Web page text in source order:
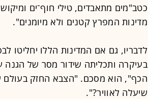
כטב"מים מתאבדים, טילי חוף־ים
מדינות המפרץ קטנים ולא מיומנים".
לדבריו, גם אם המדינות הללו יחליטו
בעיקרה ותכליתה שידור מסר של
הכף", הוא מסכם. "הצבא החזק בעולם
שיעלה לאוויר?".